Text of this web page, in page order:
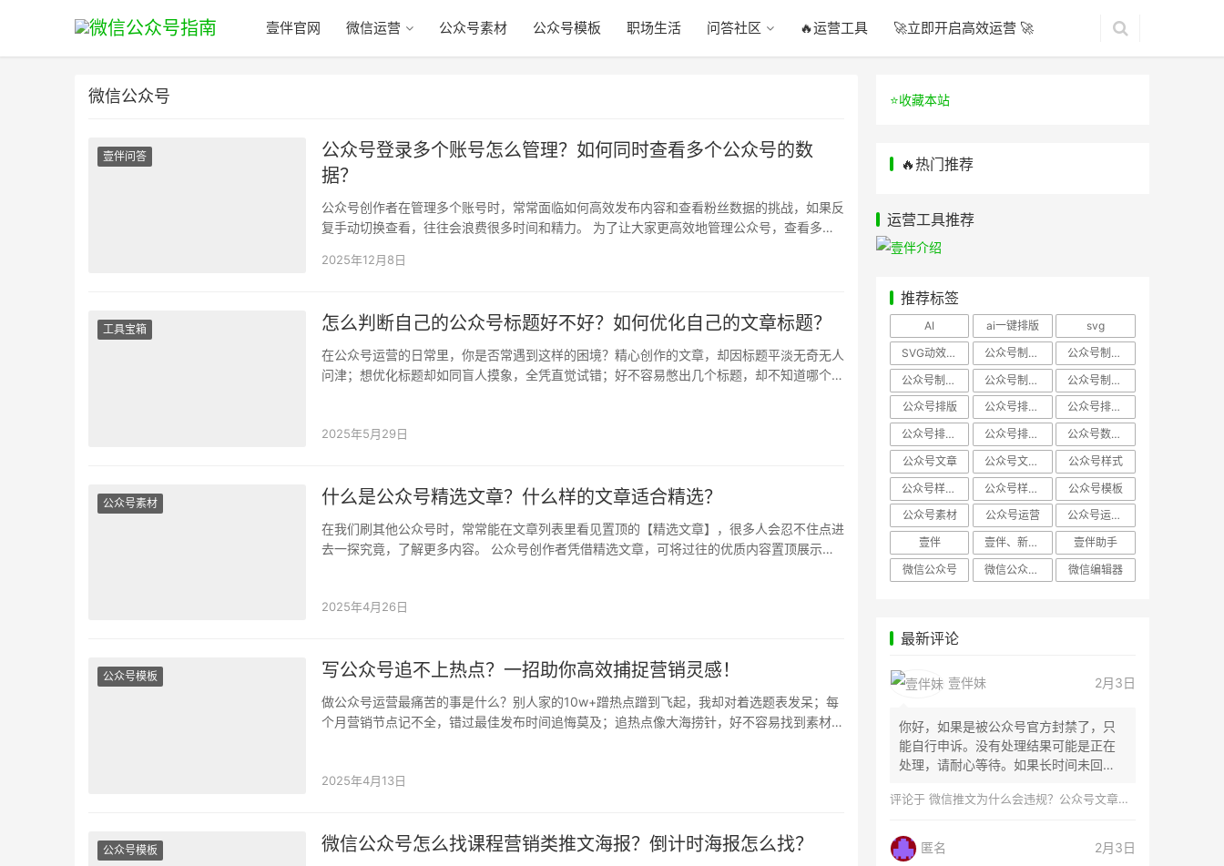
壹伴官网 微信运营 公众号素材 公众号模板 职场生活 问答社区 🔥运营工具 🚀立即开启高效运营 🚀
微信公众号
壹伴问答
公众号登录多个账号怎么管理？如何同时查看多个公众号的数
据？
公众号创作者在管理多个账号时，常常面临如何高效发布内容和查看粉丝数据的挑战，如果反
复手动切换查看，往往会浪费很多时间和精力。 为了让大家更高效地管理公众号，查看多个
2025年12月8日
工具宝箱 怎么判断自己的公众号标题好不好？如何优化自己的文章标题？
在公众号运营的日常里，你是否常遇到这样的困境？精心创作的文章，却因标题平淡无奇无人
问津；想优化标题却如同盲人摸象，全凭直觉试错；好不容易憋出几个标题，却不知道哪个更
2025年5月29日
公众号素材 什么是公众号精选文章？什么样的文章适合精选？
在我们刷其他公众号时，常常能在文章列表里看见置顶的【精选文章】，很多人会忍不住点进
去一探究竟，了解更多内容。 公众号创作者凭借精选文章，可将过往的优质内容置顶展示，
2025年4月26日
公众号模板 写公众号追不上热点？一招助你高效捕捉营销灵感！
做公众号运营最痛苦的事是什么？别人家的10w+蹭热点蹭到飞起，我却对着选题表发呆；每
个月营销节点记不全，错过最佳发布时间追悔莫及；追热点像大海捞针，好不容易找到素材，
2025年4月13日
公众号模板 微信公众号怎么找课程营销类推文海报？倒计时海报怎么找？
⭐️收藏本站
🔥热门推荐
运营工具推荐
推荐标签
AI ai一键排版
svg
SVG动效样式
公众号制作、公众号排版
公众号制作、公众号模板
公众号制作、微信编辑器
公众号制作，公众号排版
公众号制作，公众号排版、微信编辑器
公众号排版
公众号排版，公众号模板
公众号排版，公众号素材
公众号排版，微信编辑器
公众号排版，排版样式
公众号数据分析
公众号文章
公众号文章、公众号运营
公众号样式
公众号样式，微信公众号排版
公众号样式，微信编辑器
公众号模板
公众号素材
公众号运营
公众号运营，公众号编辑器
壹伴
壹伴、新媒体运营
壹伴助手
微信公众号
微信公众号，样式模板、公众号样式 微信编辑器
最新评论
壹伴妹 2月3日
你好，如果是被公众号官方封禁了，只
能自行申诉。没有处理结果可能是正在
处理，请耐心等待。如果长时间未回
评论于 微信推文为什么会违规？公众号文章怎么检测是否违规？
匿名 2月3日